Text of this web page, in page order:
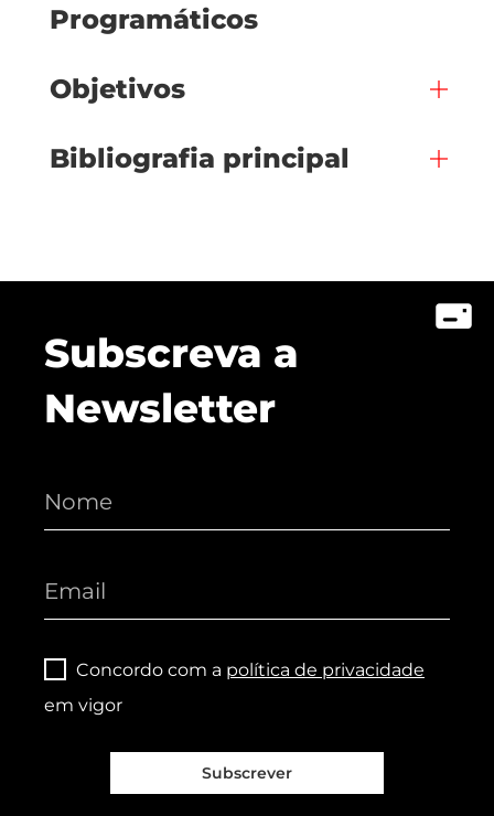
Programáticos
Objetivos
Bibliografia principal
Subscreva a
Newsletter
Concordo com a política de privacidade
em vigor
Subscrever